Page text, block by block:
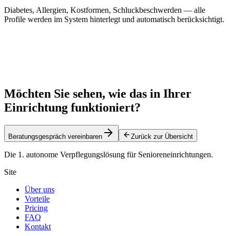
Diabetes, Allergien, Kostformen, Schluckbeschwerden — alle
Profile werden im System hinterlegt und automatisch berücksichtigt.
Möchten Sie sehen, wie das in Ihrer
Einrichtung funktioniert?
Beratungsgespräch vereinbaren Zurück zur Übersicht
Die 1. autonome Verpflegungslösung für Senioreneinrichtungen.
Site
Über uns
Vorteile
Pricing
FAQ
Kontakt